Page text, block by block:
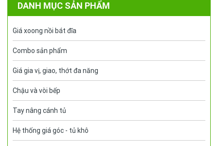
DANH MỤC SẢN PHẨM
Giá xoong nồi bát đĩa
Combo sản phẩm
Giá gia vị, giao, thớt đa năng
Chậu và vòi bếp
Tay nâng cánh tủ
Hệ thống giá góc - tủ khô